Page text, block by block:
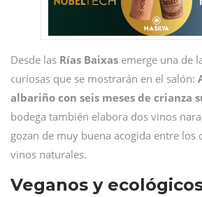
Desde las Rías Baixas emerge una de
curiosas que se mostrarán en el salón:
albariño con seis meses de crianza
bodega también elabora dos vinos
gozan de muy buena acogida entre los
vinos naturales.
Veganos y